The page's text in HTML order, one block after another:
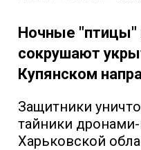
Ночные "птицы"
сокрушают
Купянском
Защитники
тайники
Харьковской